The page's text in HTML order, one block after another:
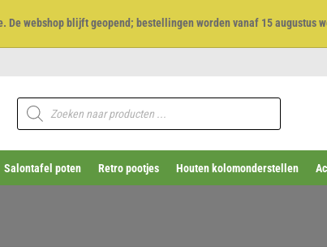
De webshop blijft geopend; bestellingen worden vanaf 15 augustus
Producten
zoeken
Salontafel poten Retro pootjes Houten kolomonderstellen